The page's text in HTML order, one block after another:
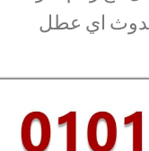
اي عطل